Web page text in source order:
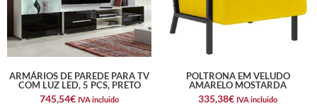
ARMÁRIOS DE PAREDE PARA TV
COM LUZ LED, 5 PCS, PRETO
745,54€ IVA incluido
POLTRONA EM VELUDO
AMARELO MOSTARDA
335,38€ IVA incluido